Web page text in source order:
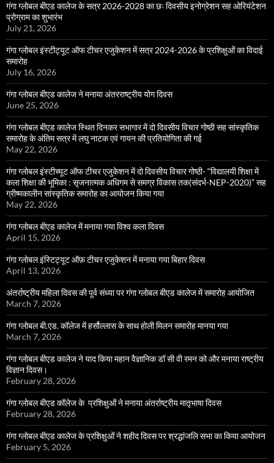
गंगा ग्लोबल बीएड कालेज के सत्र 2026-2028 का छः दिवसीय इनोग्रेशन सह ओरियंटेशन
प्रोग्राम का शुभारंभ
July 21, 2026
गंगा ग्लोबल इंस्टीट्यूट ऑफ टीचर एजुकेशन में सत्र 2024-2026 के प्रशिक्षुओं का विदाई
समारोह
July 16, 2026
गंगा ग्लोबल बीएड कालेज ने मनाया अंतरराष्ट्रीय योग दिवस
June 25, 2026
गंगा ग्लोबल बीएड कालेज स्थित दिनकर सभागार में दो दिवसीय विचार गोष्ठी सह सांस्कृतिक
समारोह के अंतिम सत्र में लघु नाटक एवं गायन की प्रतियोगिता की गई
May 22, 2026
गंगा ग्लोबल इंस्टीच्यूट ऑफ टीचर एजुकेशन में दो दिवसीय विचार गोष्ठी- “विद्यालयी शिक्षा में
कला शिक्षा की भूमिका : सृजनात्मक अधिगम से समग्र विकास तक(संदर्भ-NEP-2020)” सह
ग्रीष्मकालीन सांस्कृतिक समारोह का आयोजन किया गया
May 22, 2026
गंगा ग्लोबल बीएड कालेज में मनाया गया विश्व कला दिवस
April 15, 2026
गंगा ग्लोबल इंस्टिट्यूट ऑफ़ टीचर एजुकेशन में मनाया गया बिहार दिवस
April 13, 2026
अंतर्राष्ट्रीय महिला दिवस की पूर्व संध्या पर गंगा ग्लोबल बीएड कालेज में समारोह आयोजित
March 7, 2026
गंगा ग्लोबल बी.एड. कॉलेज में हर्सौल्लास के साथ होली मिलन समारोह मानया गया
March 7, 2026
गंगा ग्लोबल बीएड कालेज ने याद किया महान वैज्ञानिक डॉ सी वी रमन को और मनाया राष्ट्रीय
विज्ञान दिवस।
February 28, 2026
गंगा ग्लोबल बीएड कॉलेज के प्रशिक्षुओं ने मनाया अंतर्राष्ट्रीय मातृभाषा दिवस
February 28, 2026
गंगा ग्लोबल बीएड कालेज के प्रशिक्षुओं ने शहीद दिवस पर श्रद्धांजलि सभा का किया आयोजन
February 5, 2026